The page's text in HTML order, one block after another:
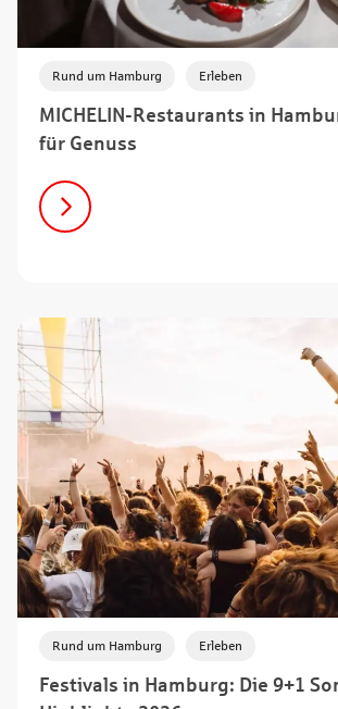
MICHELIN-Restaurants in
für Genuss
Rund um Hamburg Erleben
Festivals in Hamburg: Die 9+1
Rund um Hamburg Erleben